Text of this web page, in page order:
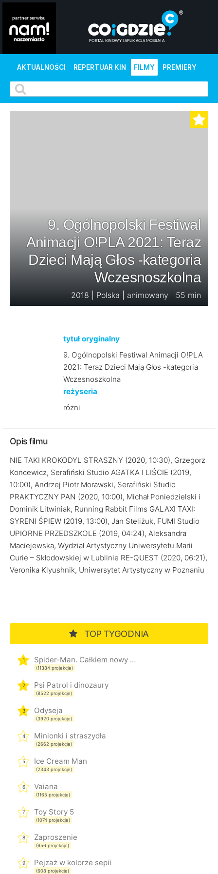
AKTUALNOŚCI REPERTUAR KIN FILMY PREMIERY
9. Ogólnopolski Festiwal
Animacji O!PLA 2021: Teraz
Dzieci Mają Głos -kategoria
Wczesnoszkolna
2018 | Polska | animowany | 55 min
tytuł oryginalny
9. Ogólnopolski Festiwal Animacji O!PLA
2021: Teraz Dzieci Mają Głos -kategoria
Wczesnoszkolna
reżyseria
różni
Opis filmu
NIE TAKI KROKODYL STRASZNY (2020, 10:30), Grzegorz
Koncewicz, Serafiński Studio AGATKA I LIŚCIE (2019,
10:00), Andrzej Piotr Morawski, Serafiński Studio
PRAKTYCZNY PAN (2020, 10:00), Michał Poniedzielski i
Dominik Litwiniak, Running Rabbit Films GALAXI TAXI:
SYRENI ŚPIEW (2019, 13:00), Jan Steliżuk, FUMI Studio
UPIORNE PRZEDSZKOLE (2019, 04:24), Aleksandra
Maciejewska, Wydział Artystyczny Uniwersytetu Marii
Curie – Skłodowskiej w Lublinie RE-QUEST (2020, 06:21),
Veronika Klyushnik, Uniwersytet Artystyczny w Poznaniu
TOP TYGODNIA
1 Spider-Man. Całkiem nowy dzień
(11384 projekcje)
2 Psi Patrol i dinozaury
(8522 projekcje)
3 Odyseja
(3920 projekcje)
4 Minionki i straszydła
(2662 projekcje)
5 Ice Cream Man
(2343 projekcje)
6 Vaiana
(1165 projekcje)
7 Toy Story 5
(1074 projekcje)
8 Zaproszenie
(656 projekcje)
9 Pejzaż w kolorze sepii
(608 projekcje)